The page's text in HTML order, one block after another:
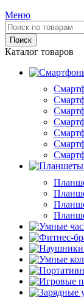
Меню
Поиск
Каталог товаров